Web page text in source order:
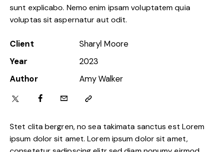
Stet clita bergren, no sea takimata sanctus est Lorem
ipsum dolor sit amet. Lorem ipsum dolor sit amet,
sunt explicabo. Nemo enim ipsam voluptatem quia
voluptas sit aspernatur aut odit.
Client
Sharyl Moore
Year
2023
Author
Amy Walker